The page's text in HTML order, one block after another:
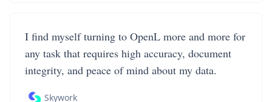
I find myself turning to OpenL more and more for
any task that requires high accuracy, document
integrity, and peace of mind about my data.
Skywork